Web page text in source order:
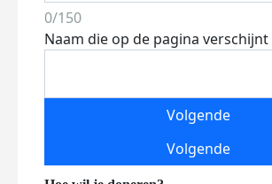
0/150
Naam die op de pagina verschijnt
Volgende
Volgende